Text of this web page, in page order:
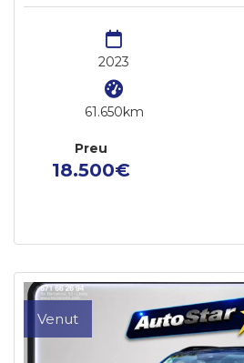
2023
61.650km
Preu
18.500€
Venut